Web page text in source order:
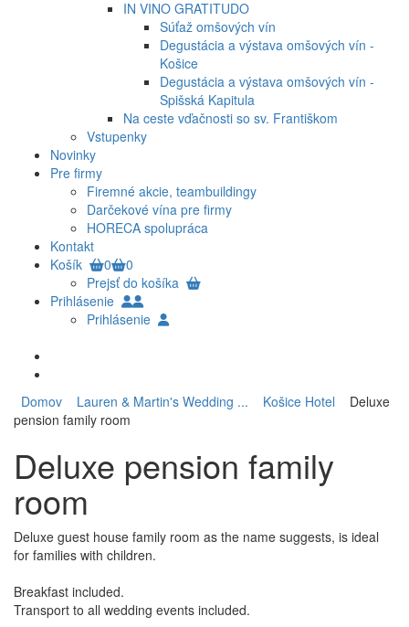
IN VINO GRATITUDO
Súťaž omšových vín
Degustácia a výstava omšových vín -
Košice
Degustácia a výstava omšových vín -
Spišská Kapitula
Na ceste vďačnosti so sv. Františkom
Vstupenky
Novinky
Pre firmy
Firemné akcie, teambuildingy
Darčekové vína pre firmy
HORECA spolupráca
Kontakt
Košík
0
0
Prejsť do košíka
Prihlásenie
Prihlásenie
Domov Lauren & Martin's Wedding ... Košice Hotel
Deluxe
pension family room
Deluxe pension family
room
Deluxe guest house family room as the name suggests, is ideal
for families with children.
Breakfast included.
Transport to all wedding events included.